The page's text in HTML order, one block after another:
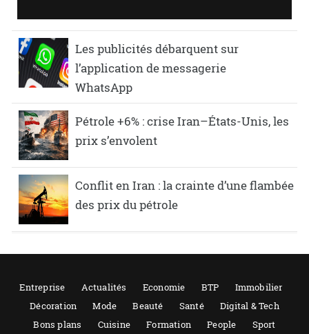
Les publicités débarquent sur
l’application de messagerie
WhatsApp
Pétrole +6% : crise Iran–États-Unis, les
prix s’envolent
Conflit en Iran : la crainte d’une flambée
des prix du pétrole
Entreprise Actualités Economie BTP
Immobilier
Décoration
Mode Beauté Santé
Digital & Tech
Bons plans
Cuisine Formation People Sport